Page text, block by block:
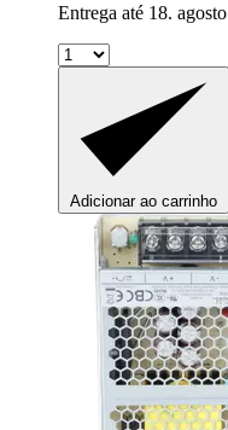
Entrega até 18. agosto
Adicionar ao carrinho